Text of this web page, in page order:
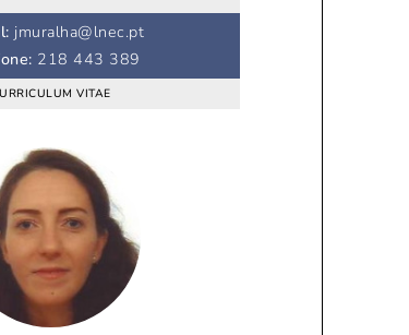
: jmuralha@lnec.pt
: 218 443 389
VITAE